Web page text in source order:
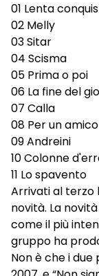
01 Lenta
02 Melly
03 Sitar
04 Scisma
05 Prima o poi
06 La fine del
07 Calla
08 Per un amico
09 Andreini
10 Colonne
11 Lo spavento
Arrivati al terzo
novità. La
come il più
gruppo ha
Non è che i due